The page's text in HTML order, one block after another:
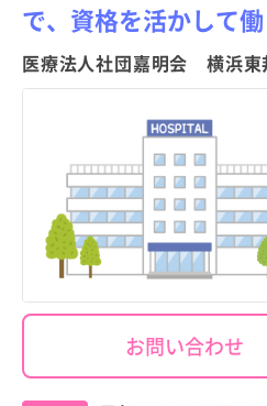
で、資格を活かして働
医療法人社団嘉明会 横浜東
お問い合わせ